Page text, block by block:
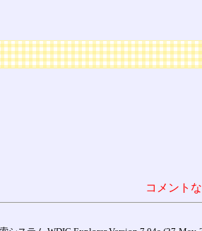
コメント